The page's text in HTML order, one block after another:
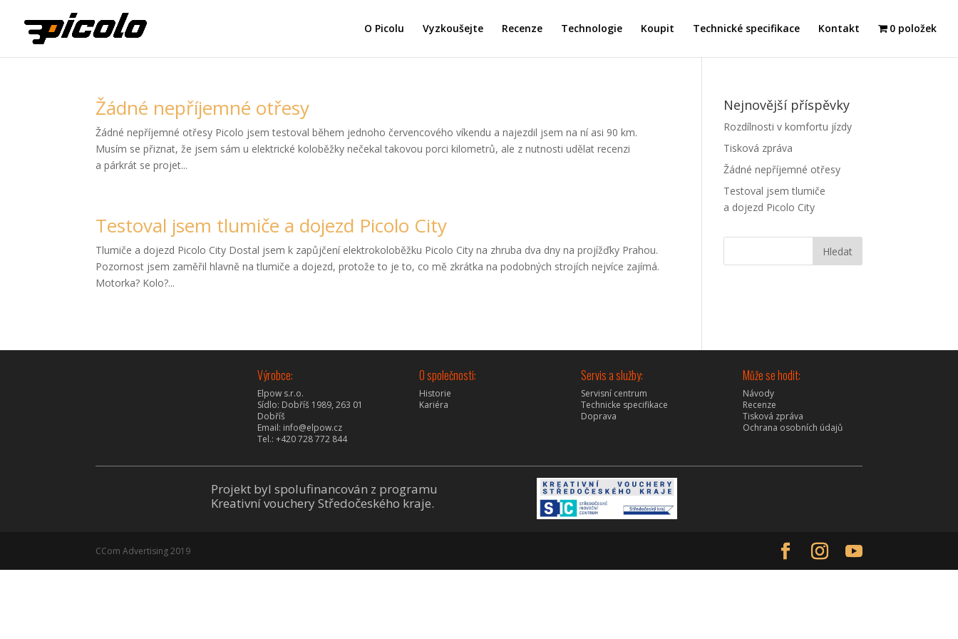
O Picolu Vyzkoušejte Recenze Technologie Koupit Technické specifikace Kontakt 0 položek
Žádné nepříjemné otřesy
Žádné nepříjemné otřesy Picolo jsem testoval během jednoho červencového víkendu a najezdil jsem na ní asi 90 km.
Musím se přiznat, že jsem sám u elektrické koloběžky nečekal takovou porci kilometrů, ale z nutnosti udělat recenzi
a párkrát se projet...
Testoval jsem tlumiče a dojezd Picolo City
Tlumiče a dojezd Picolo City Dostal jsem k zapůjčení elektrokoloběžku Picolo City na zhruba dva dny na projížďky Prahou.
Pozornost jsem zaměřil hlavně na tlumiče a dojezd, protože to je to, co mě zkrátka na podobných strojích nejvíce zajímá.
Motorka? Kolo?...
Nejnovější příspěvky
Rozdílnosti v komfortu jízdy
Tisková zpráva
Žádné nepříjemné otřesy
Testoval jsem tlumiče
a dojezd Picolo City
Výrobce:
Elpow s.r.o.
Sídlo: Dobříš 1989, 263 01
Dobříš
Email: info@elpow.cz
Tel.: +420 728 772 844
O společnosti:
Historie
Kariéra
Servis a služby:
Servisní centrum
Technicke specifikace
Doprava
Může se hodit:
Návody
Recenze
Tisková zpráva
Ochrana osobních údajů
Projekt byl spolufinancován z programu
Kreativní vouchery Středočeského kraje.
CCom Advertising 2019